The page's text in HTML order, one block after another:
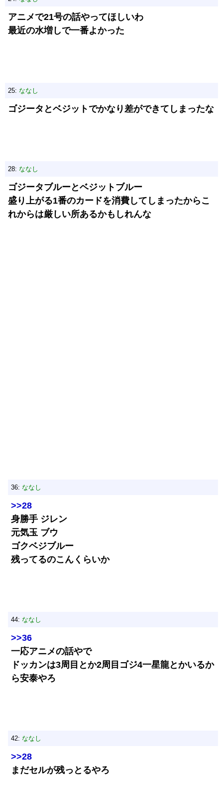
アニメで21号の話やってほしいわ
最近の水増しで一番よかった
25: ななし
ゴジータとベジットでかなり差ができてしまったな
28: ななし
ゴジータブルーとベジットブルー
盛り上がる1番のカードを消費してしまったからこ
れからは厳しい所あるかもしれんな
36: ななし
>>28
身勝手 ジレン
元気玉 ブウ
ゴクベジブルー
残ってるのこんくらいか
44: ななし
>>36
一応アニメの話やで
ドッカンは3周目とか2周目ゴジ4一星龍とかいるか
ら安泰やろ
42: ななし
>>28
まだセルが残っとるやろ